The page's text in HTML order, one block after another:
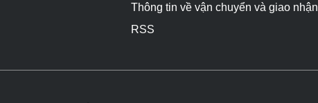
Thông tin về vận chuyển và giao nhận
RSS